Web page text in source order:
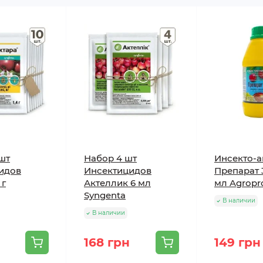
мл на 10 литров воды;
мл на 10 литров воды;
покоя) - 300/400 мл на 10 литров воды;
- 300 мл на 10 литров воды;
воды.
в начале появления бродяжек первого и
Набор 4 шт
Инсектицидов
Актеллик 6 мл
Syngenta
В наличии
168 грн
Инсекто-
Препарат
мл
В наличии
149 грн